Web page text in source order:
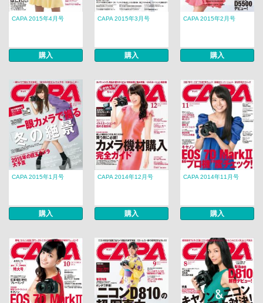
CAPA 2015年4月号
購入
CAPA 2015年3月号
購入
CAPA 2015年2月号
購入
CAPA 2015年1月号
購入
CAPA 2014年12月号
購入
CAPA 2014年11月号
購入